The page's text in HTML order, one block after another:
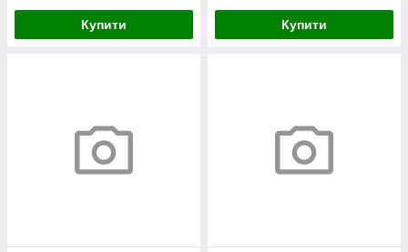
Купити Купити